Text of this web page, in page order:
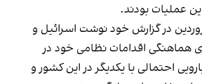
عملیات بودند.
سه‌شنبه ۱۹ فروردین در گزارش خود نوشت اسرائیل و
هماهنگی اقدامات نظامی خود در
احتمالی با یکدیگر در این کشور و